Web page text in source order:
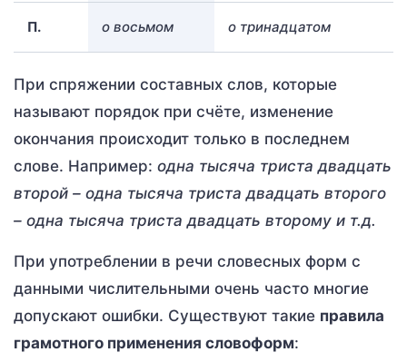
П. о восьмом о тринадцатом
При спряжении составных слов, которые
называют порядок при счёте, изменение
окончания происходит только в последнем
слове. Например: одна тысяча триста двадцать
второй – одна тысяча триста двадцать второго
– одна тысяча триста двадцать второму и т.д.
При употреблении в речи словесных форм с
данными числительными очень часто многие
допускают ошибки. Существуют такие правила
грамотного применения словоформ: